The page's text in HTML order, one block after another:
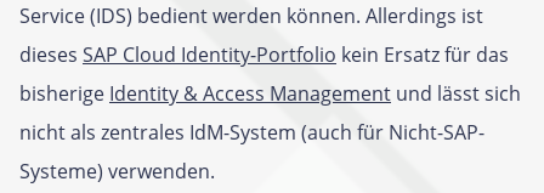
Service (IDS) bedient werden können. Allerdings ist
dieses SAP Cloud Identity-Portfolio kein Ersatz für das
bisherige Identity & Access Management und lässt sich
nicht als zentrales IdM-System (auch für Nicht-SAP-
Systeme) verwenden.